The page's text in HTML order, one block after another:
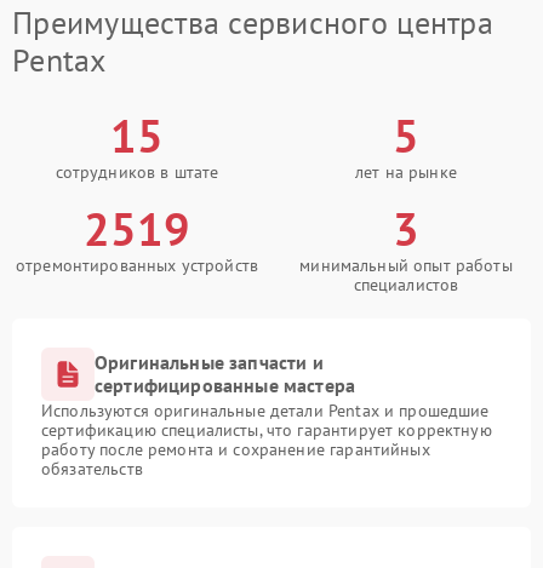
Преимущества сервисного центра
Pentax
15
сотрудников в штате
5
лет на рынке
2519
отремонтированных устройств
3
минимальный опыт работы
специалистов
Оригинальные запчасти и
сертифицированные мастера
Используются оригинальные детали Pentax и прошедшие
сертификацию специалисты, что гарантирует корректную
работу после ремонта и сохранение гарантийных
обязательств